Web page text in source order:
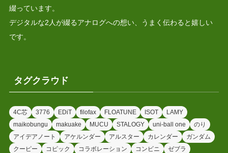
綴っています。
デジタルな2人が綴るアナログへの想い、うまく伝わると嬉しい
です。
タグクラウド
4C芯 3776 EDiT filofax FLOATUNE ISOT
LAMY
maikobungu
makuake MUCU STALOGY uni-ball one
のり
アイデアノート
アケルンダー アルスター カレンダー
ガンダム
クーピー
コピック コラボレーション コンビニ
ゼブラ